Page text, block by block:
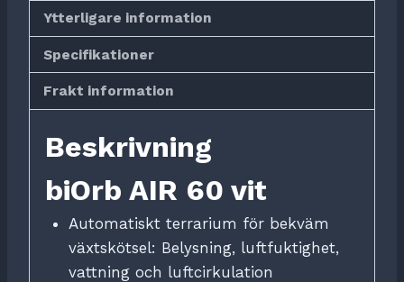
Ytterligare information
Specifikationer
Frakt information
Beskrivning
biOrb AIR 60 vit
Automatiskt terrarium för bekväm
växtskötsel: Belysning, luftfuktighet,
vattning och luftcirkulation